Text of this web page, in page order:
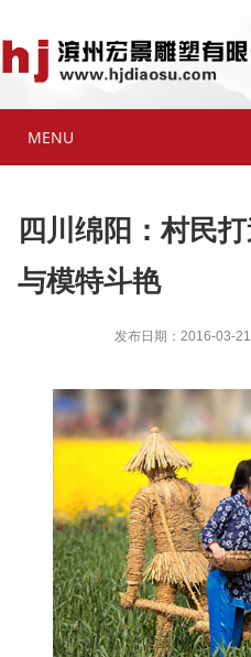
MENU
四川绵阳：村民
与模特斗艳
发布日期：2016-03-